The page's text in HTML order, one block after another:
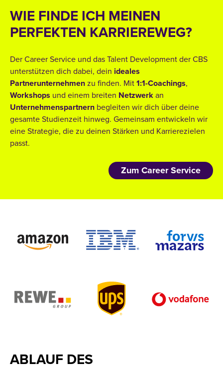
WIE FINDE ICH MEINEN
PERFEKTEN KARRIEREWEG?
Der Career Service und das Talent Development der CBS
unterstützen dich dabei, dein ideales
Partnerunternehmen zu finden. Mit 1:1-Coachings,
Workshops und einem breiten Netzwerk an
Unternehmenspartnern begleiten wir dich über deine
gesamte Studienzeit hinweg. Gemeinsam entwickeln wir
eine Strategie, die zu deinen Stärken und Karrierezielen
passt.
Zum Career Service
ABLAUF DES